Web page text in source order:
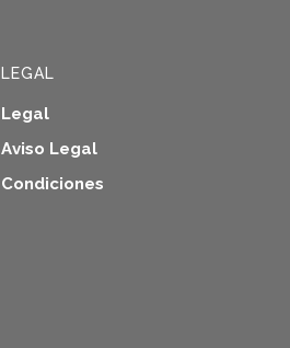
LEGAL
Legal
Aviso Legal
Condiciones